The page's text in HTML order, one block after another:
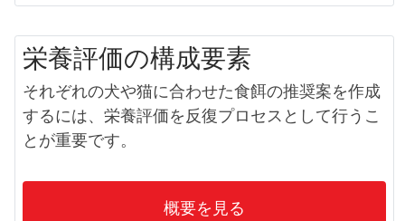
栄養評価の構成要素
それぞれの犬や猫に合わせた食餌の推奨案を作成
するには、栄養評価を反復プロセスとして行うこ
とが重要です。
概要を見る